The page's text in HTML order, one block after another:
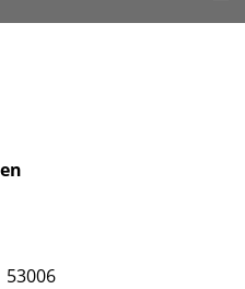
53006